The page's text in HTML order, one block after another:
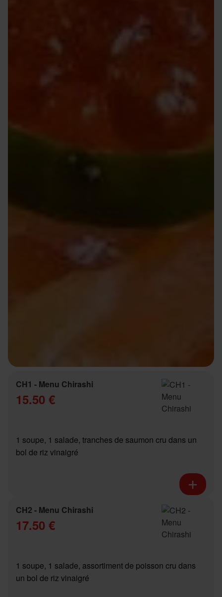
CH1 - Menu Chirashi
15.50 €
1 soupe, 1 salade, tranches de saumon cru dans un
bol de riz vinaigré
CH2 - Menu Chirashi
17.50 €
1 soupe, 1 salade, assortiment de poisson cru dans
un bol de riz vinaigré